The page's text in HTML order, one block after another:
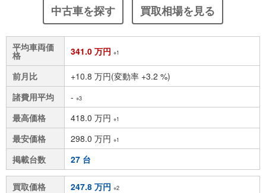
中古車を探す 買取相場を見る
平均車両価
格 341.0 万円 ※1
前月比
+10.8 万円(変動率 +3.2 %)
諸費用平均
- ※3
最高価格 418.0 万円 ※1
最安価格 298.0 万円 ※1
掲載台数 27 台
買取価格 247.8 万円 ※2